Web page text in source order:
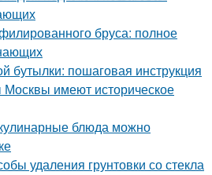
бруса: полное
бутылки: пошаговая инструкция
Москвы имеют историческое
блюда можно
удаления грунтовки со стекла